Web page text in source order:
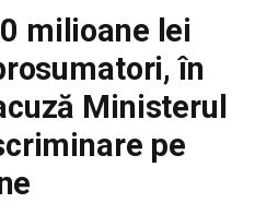
milioane lei
în
Ministerul
pe